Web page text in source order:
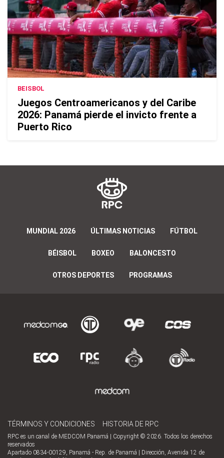
BEISBOL
Juegos Centroamericanos y del Caribe
2026: Panamá pierde el invicto frente a
Puerto Rico
MUNDIAL 2026 ÚLTIMAS NOTICIAS FÚTBOL
BÉISBOL BOXEO BALONCESTO
OTROS DEPORTES PROGRAMAS
TÉRMINOS Y CONDICIONES HISTORIA DE RPC
RPC es un canal de MEDCOM Panamá | Copyright © 2026. Todos los derechos
reservados
Apartado 0834-00129, Panamá - Rep. de Panamá | Dirección, Avenida 12 de